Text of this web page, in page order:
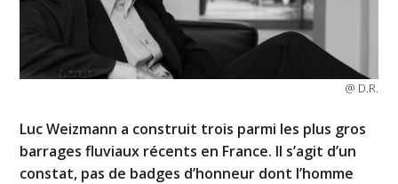
@ D.R.
Luc Weizmann a construit trois parmi les plus gros
barrages fluviaux récents en France. Il s’agit d’un
constat, pas de badges d’honneur dont l’homme